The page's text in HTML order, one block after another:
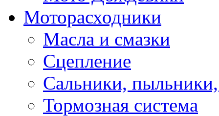
Моторасходники
Масла и смазки
Сцепление
Сальники,
Тормозная система